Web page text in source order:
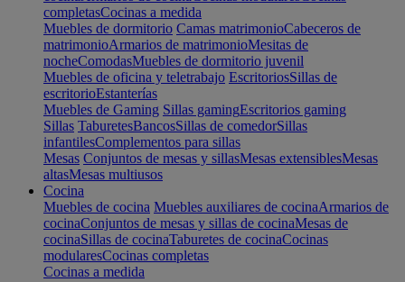
completasCocinas a medida
Muebles de dormitorio Camas matrimonioCabeceros de
matrimonioArmarios de matrimonioMesitas de
nocheComodasMuebles de dormitorio juvenil
Muebles de oficina y teletrabajo EscritoriosSillas de
escritorioEstanterías
Muebles de Gaming Sillas gamingEscritorios gaming
Sillas TaburetesBancosSillas de comedorSillas
infantilesComplementos para sillas
Mesas Conjuntos de mesas y sillasMesas extensiblesMesas
altasMesas multiusos
Cocina
Muebles de cocina Muebles auxiliares de cocinaArmarios de
cocinaConjuntos de mesas y sillas de cocinaMesas de
cocinaSillas de cocinaTaburetes de cocinaCocinas
modularesCocinas completas
Cocinas a medida